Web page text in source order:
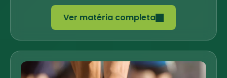
Ver matéria completa